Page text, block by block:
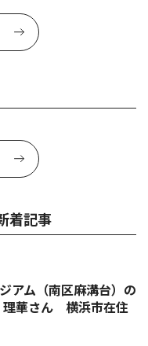
着記事
アム（南区麻溝台）の
華さん 横浜市在住